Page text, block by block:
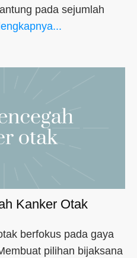
pada sejumlah
Kanker Otak
berfokus pada gaya
pilihan bijaksana